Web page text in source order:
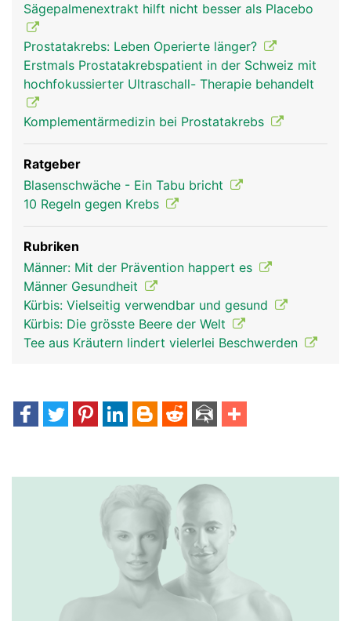
Sägepalmenextrakt hilft nicht besser als Placebo
Prostatakrebs: Leben Operierte länger?
Erstmals Prostatakrebspatient in der Schweiz mit
hochfokussierter Ultraschall- Therapie behandelt
Komplementärmedizin bei Prostatakrebs
Ratgeber
Blasenschwäche - Ein Tabu bricht
10 Regeln gegen Krebs
Rubriken
Männer: Mit der Prävention happert es
Männer Gesundheit
Kürbis: Vielseitig verwendbar und gesund
Kürbis: Die grösste Beere der Welt
Tee aus Kräutern lindert vielerlei Beschwerden